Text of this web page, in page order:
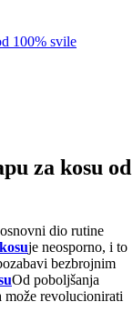
100% svile
za kosu od
dio rutine
je neosporno, i to
bezbrojnim
Od poboljšanja
može revolucionirati